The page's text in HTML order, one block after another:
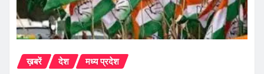
ख़बरें देश मध्य प्रदेश